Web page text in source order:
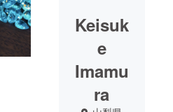
Keisuk
e
Imamu
ra